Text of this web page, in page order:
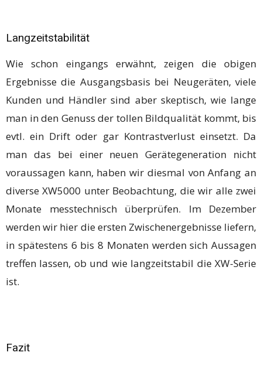
Langzeitstabilität
Wie schon eingangs erwähnt, zeigen die obigen
Ergebnisse die Ausgangsbasis bei Neugeräten, viele
Kunden und Händler sind aber skeptisch, wie lange
man in den Genuss der tollen Bildqualität kommt, bis
evtl. ein Drift oder gar Kontrastverlust einsetzt. Da
man das bei einer neuen Gerätegeneration nicht
voraussagen kann, haben wir diesmal von Anfang an
diverse XW5000 unter Beobachtung, die wir alle zwei
Monate messtechnisch überprüfen. Im Dezember
werden wir hier die ersten Zwischenergebnisse liefern,
in spätestens 6 bis 8 Monaten werden sich Aussagen
treffen lassen, ob und wie langzeitstabil die XW-Serie
ist.
Fazit